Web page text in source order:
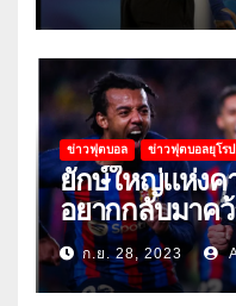
ข่าวฟุตบอล ข่าวฟุตบอลยุโรป
ยักษ์ใหญ่แห่งค
อยากกลับมาค
พวกเขาเปิดบ้า
ก.ย. 28, 2023